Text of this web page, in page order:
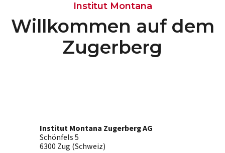
Institut Montana
Willkommen auf dem
Zugerberg
Institut Montana Zugerberg AG
Schönfels 5
6300 Zug (Schweiz)